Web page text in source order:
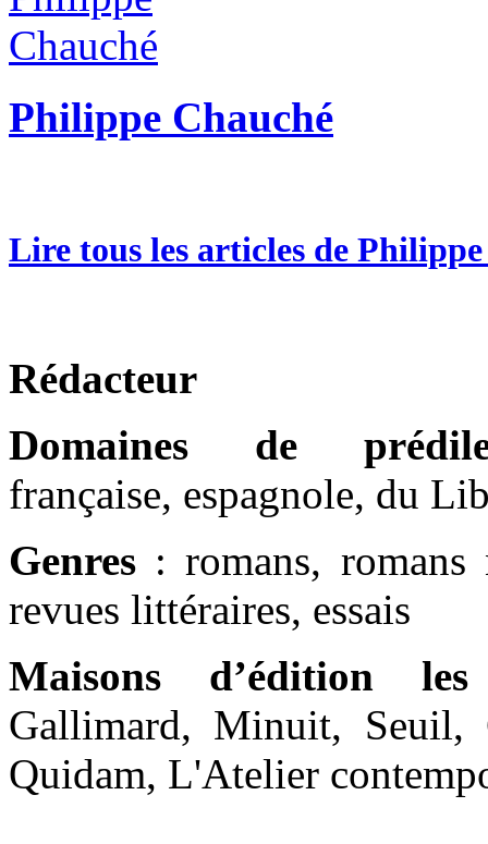
Philippe Chauché
Lire tous les articles de
Rédacteur
Domaines de
française, espagnole, du
Genres : romans, romans
revues littéraires, essais
Maisons d’édition
Gallimard, Minuit, Seuil,
Quidam, L'Atelier